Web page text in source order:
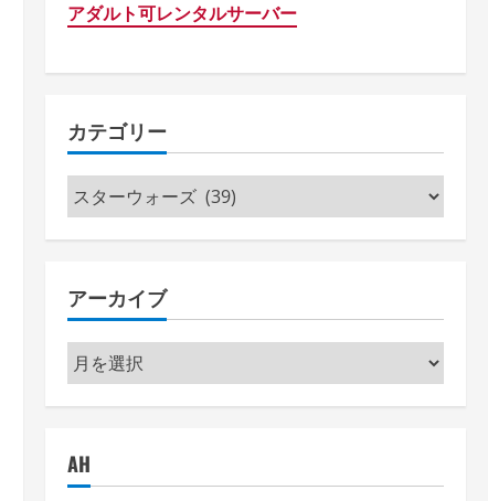
アダルト可レンタルサーバー
カテゴリー
カ
テ
ー
アーカイブ
ア
ー
ブ
AH